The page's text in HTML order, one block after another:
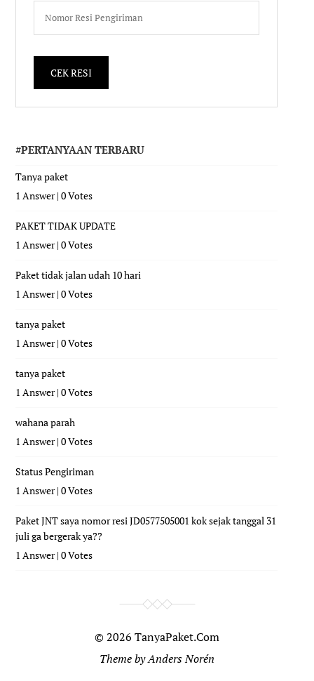
#PERTANYAAN TERBARU
Tanya paket
1 Answer|0 Votes
PAKET TIDAK UPDATE
1 Answer|0 Votes
Paket tidak jalan udah 10 hari
1 Answer|0 Votes
tanya paket
1 Answer|0 Votes
tanya paket
1 Answer|0 Votes
wahana parah
1 Answer|0 Votes
Status Pengiriman
1 Answer|0 Votes
Paket JNT saya nomor resi JD0577505001 kok sejak tanggal 31
juli ga bergerak ya??
1 Answer|0 Votes
© 2026 TanyaPaket.Com
Theme byAnders Norén